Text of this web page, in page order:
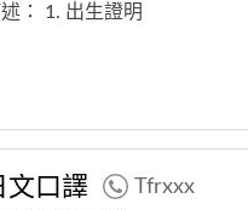
： 1. 出生證明
文口譯 Tfrxxx